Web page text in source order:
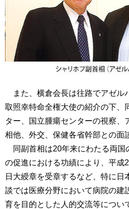
また、横倉会長は往路でアゼル
取照幸特命全権大使の紹介の下、
ター、国立腫瘍センターの視察、
相他、外交、保健各省幹部との面
同副首相は20年来にわたる両国
の促進における功績により、平成
日大綬章を受章するなど、特に日
談では医療分野において病院の建
育を目的とした人的交流等につい